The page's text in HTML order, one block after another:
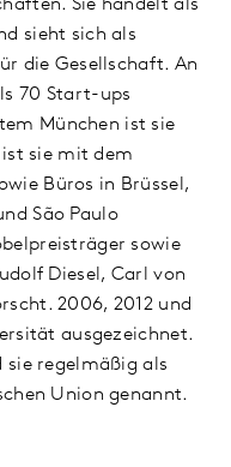
Sie handelt als
sieht sich als
die Gesellschaft. An
70 Start-ups
München ist sie
sie mit dem
Büros in Brüssel,
São Paulo
sowie
Diesel, Carl von
2006, 2012 und
ausgezeichnet.
sie regelmäßig als
Union genannt.